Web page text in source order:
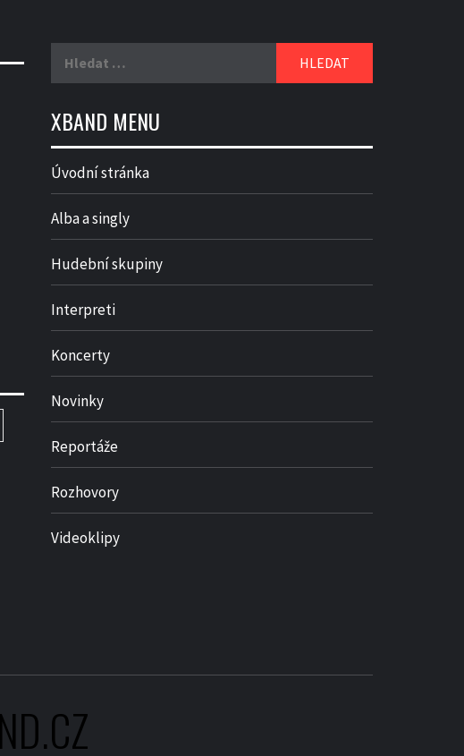
XBAND MENU
Úvodní stránka
Alba a singly
Hudební skupiny
Interpreti
Koncerty
Novinky
Reportáže
Rozhovory
Videoklipy